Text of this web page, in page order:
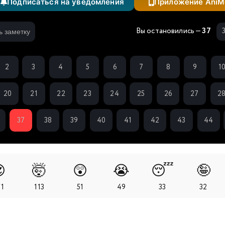
заметку Вы остановились —37
2 3 4 5 6 7 8 9
20 21 22 23 24 25 26 27
37 38 39 40 41 42 43 44
🤯
113
😲
51
😭
49
😴
33
🤪
32